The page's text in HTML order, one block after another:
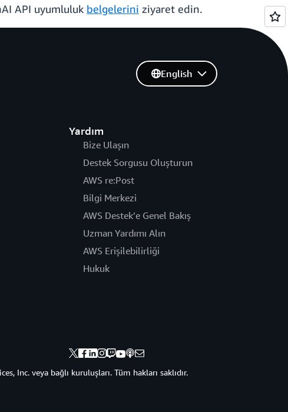
API uyumluluk belgelerini ziyaret edin.
Yardım
Bize Ulaşın
Destek Sorgusu Oluşturun
AWS re:Post
Bilgi Merkezi
AWS Destek’e Genel Bakış
Uzman Yardımı Alın
AWS Erişilebilirliği
Hukuk
English
Inc. veya bağlı kuruluşları. Tüm hakları saklıdır.